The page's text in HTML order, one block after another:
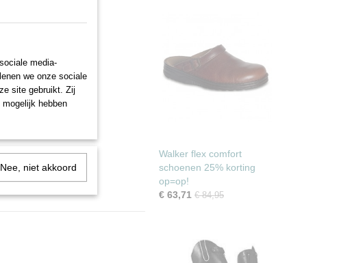
PU
Walker flex comfort
schoenen 25% korting
op=op!
€ 63,71 € 84,95
media-
we onze sociale
site gebruikt. Zij
hebben
Nee, niet akkoord